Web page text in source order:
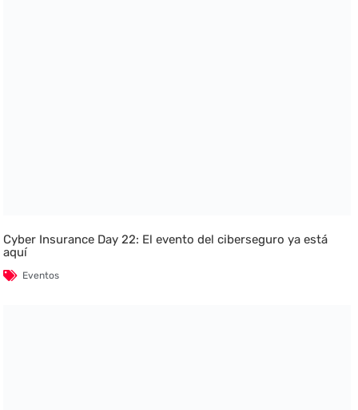
Cyber Insurance Day 22: El evento del ciberseguro ya está
aquí
Eventos